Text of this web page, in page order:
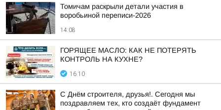
Томичам раскрыли детали участия в
воробьиной переписи-2026
14:08
ГОРЯЩЕЕ МАСЛО: КАК НЕ ПОТЕРЯТЬ
КОНТРОЛЬ НА КУХНЕ?
16:10
С Днём строителя, друзья!. Сегодня мы
поздравляем тех, кто создаёт фундамент